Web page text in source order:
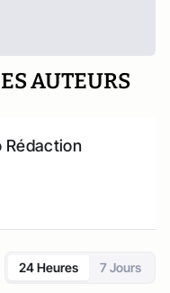
AUTEURS
Rédaction
24 Heures 7 Jours